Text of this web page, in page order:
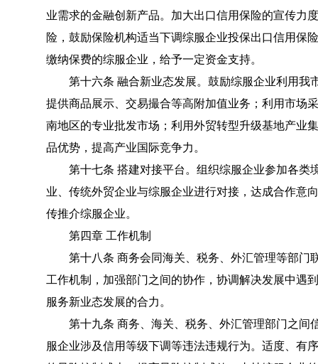
业需求的金融创新产品。加大出口信用保险的宣传力
险，鼓励保险机构适当下调综服企业投保出口信用保
缴纳保费的综服企业，给予一定资金支持。
第十六条 融合新业态发展。鼓励综服企业利用我
提供商品展示、交易撮合等高附加值业务；利用市场
南地区的专业批发市场；利用外贸转型升级基地产业
品优势，提高产业国际竞争力。
第十七条 搭建对接平台。组织综服企业参加各类
业、传统外贸企业与综服企业进行对接，达成合作意
传推介综服企业。
第四章 工作机制
第十八条 商务会同海关、税务、外汇管理等部门
工作机制，加强部门之间的协作，协调解决发展中遇
服务新业态发展的合力。
第十九条 商务、海关、税务、外汇管理部门之间
服企业涉及信用等级下调等违法违规行为。适度、有